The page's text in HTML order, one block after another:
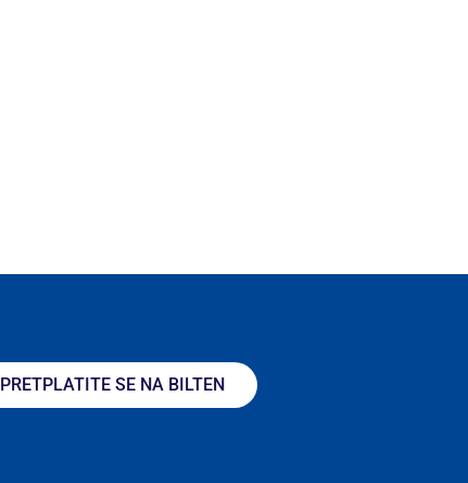
PRETPLATITE SE NA BILTEN